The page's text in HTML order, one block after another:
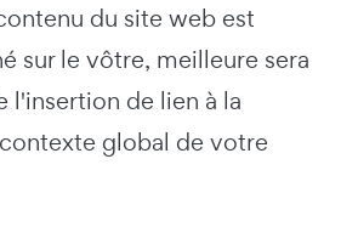
du site web est
sur le vôtre, meilleure sera
l'insertion de lien à la
global de votre